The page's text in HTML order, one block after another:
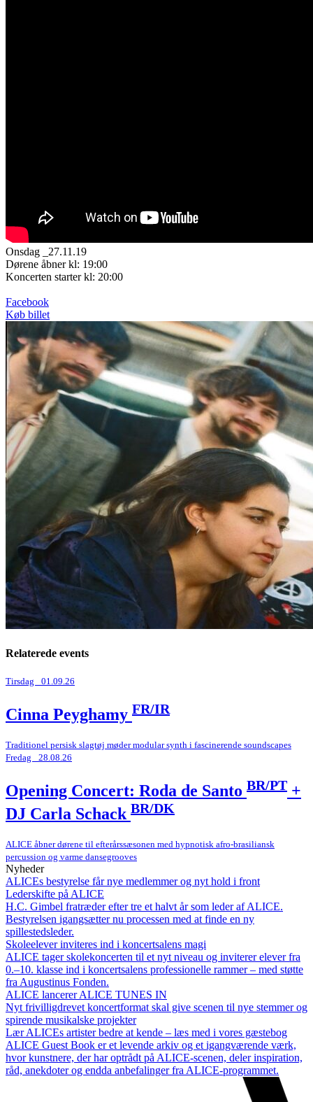
Onsdag _27.11.19
Dørene åbner kl: 19:00
Koncerten starter kl: 20:00
Facebook
Køb billet
Relaterede events
Tirsdag _01.09.26
Cinna Peyghamy FR/IR
Traditionel persisk slagtøj møder modular synth i fascinerende soundscapes
Fredag _28.08.26
Opening Concert: Roda de Santo BR/PT +
DJ Carla Schack BR/DK
ALICE åbner dørene til efterårssæsonen med hypnotisk afro-brasiliansk
percussion og varme dansegrooves
Nyheder
ALICEs bestyrelse får nye medlemmer og nyt hold i front
Lederskifte på ALICE
H.C. Gimbel fratræder efter tre et halvt år som leder af ALICE.
Bestyrelsen igangsætter nu processen med at finde en ny
spillestedsleder.
Skoleelever inviteres ind i koncertsalens magi
ALICE tager skolekoncerten til et nyt niveau og inviterer elever fra
0.–10. klasse ind i koncertsalens professionelle rammer – med støtte
fra Augustinus Fonden.
ALICE lancerer ALICE TUNES IN
Nyt frivilligdrevet koncertformat skal give scenen til nye stemmer og
spirende musikalske projekter
Lær ALICEs artister bedre at kende – læs med i vores gæstebog
ALICE Guest Book er et levende arkiv og et igangværende værk,
hvor kunstnere, der har optrådt på ALICE-scenen, deler inspiration,
råd, anekdoter og endda anbefalinger fra ALICE-programmet.